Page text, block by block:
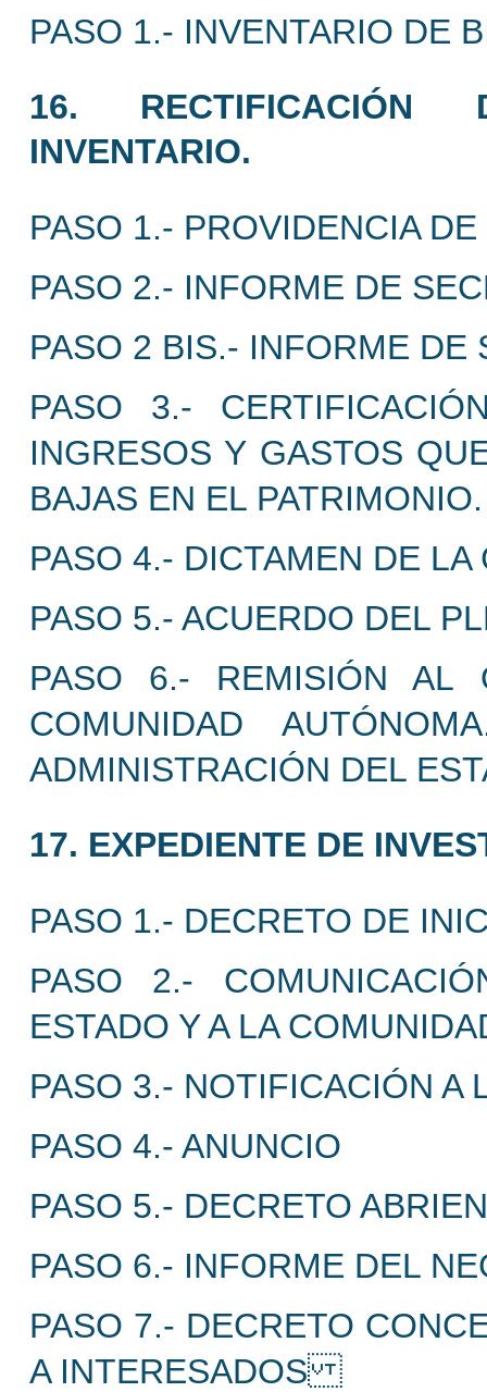
PASO 1.- INVENTARIO DE
16. RECTIFICACIÓN
INVENTARIO.
PASO 1.- PROVIDENCIA
PASO 2.- INFORME DE
PASO 2 BIS.- INFORME DE
PASO 3.-
INGRESOS Y GASTOS
BAJAS EN EL PATRIMONIO.
PASO 4.- DICTAMEN DE
PASO 5.- ACUERDO DEL
PASO 6.- REMISIÓN AL
COMUNIDAD
ADMINISTRACIÓN DEL
17. EXPEDIENTE DE
PASO 1.- DECRETO DE
PASO 2.-
ESTADO Y A LA
PASO 3.- NOTIFICACIÓN A
PASO 4.- ANUNCIO
PASO 5.- DECRETO
PASO 6.- INFORME DEL
PASO 7.- DECRETO
A INTERESADOS